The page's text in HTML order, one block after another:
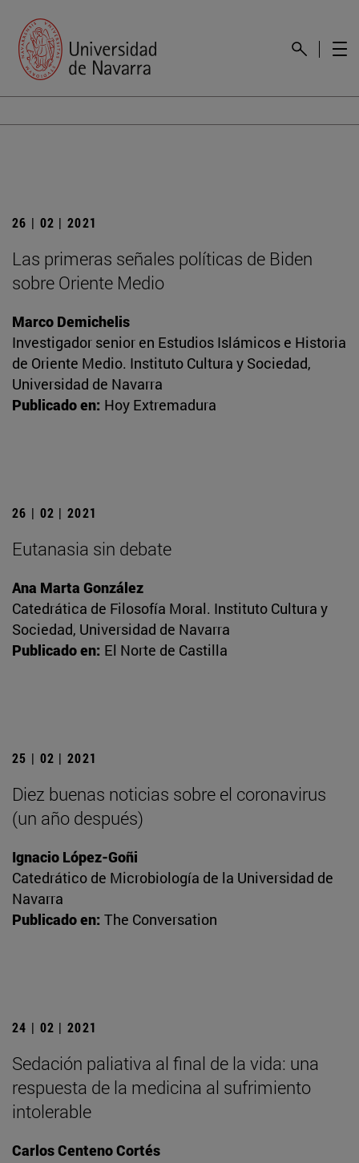
26 | 02 | 2021
Las primeras señales políticas de Biden
sobre Oriente Medio
Marco Demichelis
Investigador senior en Estudios Islámicos e Historia
de Oriente Medio. Instituto Cultura y Sociedad,
Universidad de Navarra
Publicado en: Hoy Extremadura
26 | 02 | 2021
Eutanasia sin debate
Ana Marta González
Catedrática de Filosofía Moral. Instituto Cultura y
Sociedad, Universidad de Navarra
Publicado en: El Norte de Castilla
25 | 02 | 2021
Diez buenas noticias sobre el coronavirus
(un año después)
Ignacio López-Goñi
Catedrático de Microbiología de la Universidad de
Navarra
Publicado en: The Conversation
24 | 02 | 2021
Sedación paliativa al final de la vida: una
respuesta de la medicina al sufrimiento
intolerable
Carlos Centeno Cortés